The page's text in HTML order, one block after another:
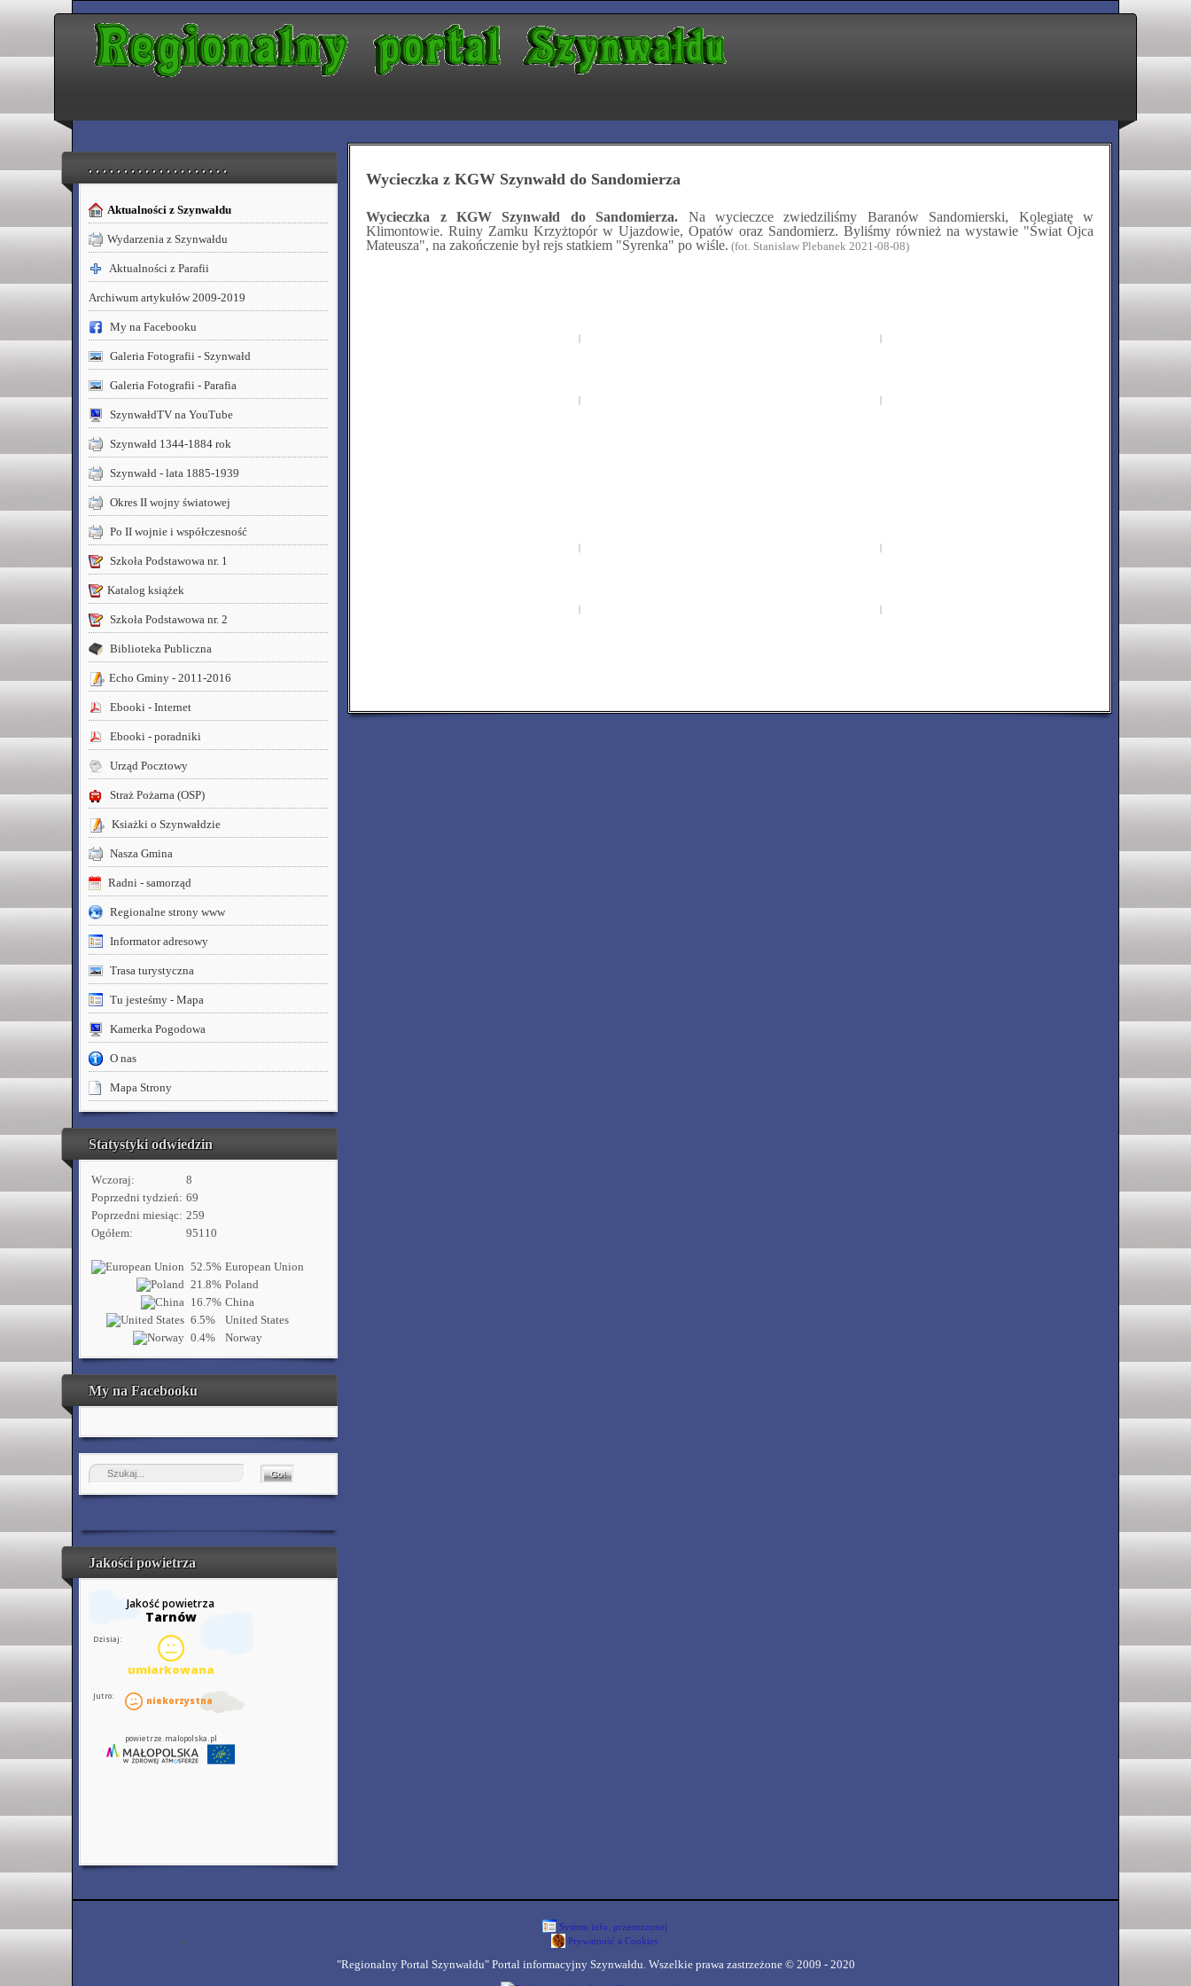
. . . . . . . . . . . . . . . . . . . .
Aktualności z Szynwałdu
Wydarzenia z Szynwałdu
Aktualności z Parafii
Archiwum artykułów 2009-2019
My na Facebooku
Galeria Fotografii - Szynwałd
Galeria Fotografii - Parafia
SzynwałdTV na YouTube
Szynwałd 1344-1884 rok
Szynwałd - lata 1885-1939
Okres II wojny światowej
Po II wojnie i współczesność
Szkoła Podstawowa nr. 1
Katalog książek
Szkoła Podstawowa nr. 2
Biblioteka Publiczna
Echo Gminy - 2011-2016
Ebooki - Internet
Ebooki - poradniki
Urząd Pocztowy
Straż Pożarna (OSP)
Ksiażki o Szynwałdzie
Nasza Gmina
Radni - samorząd
Regionalne strony www
Informator adresowy
Trasa turystyczna
Tu jesteśmy - Mapa
Kamerka Pogodowa
O nas
Mapa Strony
Statystyki odwiedzin
Wczoraj:
8
Poprzedni tydzień: 69
Poprzedni miesiąc: 259
Ogółem:
95110
52.5% European Union
21.8% Poland
16.7% China
6.5%
United States
0.4%
Norway
My na Facebooku
Jakości powietrza
Wycieczka z KGW Szynwałd do Sandomierza
Wycieczka z KGW Szynwałd do Sandomierza. Na wycieczce zwiedziliśmy Baranów Sandomierski, Kolegiatę w
Klimontowie. Ruiny Zamku Krzyżtopór w Ujazdowie, Opatów oraz Sandomierz. Byliśmy również na wystawie "Świat Ojca
Mateusza", na zakończenie był rejs statkiem "Syrenka" po wiśle. (fot. Stanisław Plebanek 2021-08-08)
System info. przestrzennej
Prywatność a Cookies
"Regionalny Portal Szynwałdu" Portal informacyjny Szynwałdu. Wszelkie prawa zastrzeżone © 2009 - 2020